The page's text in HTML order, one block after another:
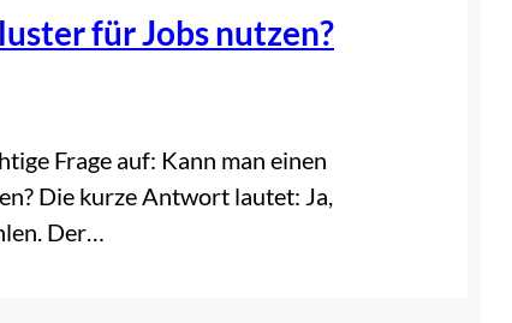
für Jobs nutzen?
Frage auf: Kann man einen
Die kurze Antwort lautet: Ja,
Der…